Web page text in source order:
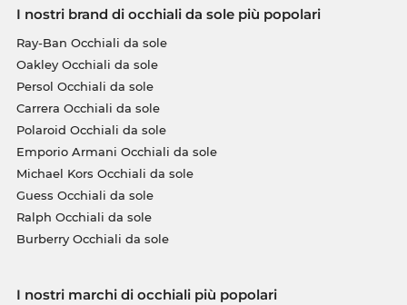
I nostri brand di occhiali da sole più popolari
Ray-Ban Occhiali da sole
Oakley Occhiali da sole
Persol Occhiali da sole
Carrera Occhiali da sole
Polaroid Occhiali da sole
Emporio Armani Occhiali da sole
Michael Kors Occhiali da sole
Guess Occhiali da sole
Ralph Occhiali da sole
Burberry Occhiali da sole
I nostri marchi di occhiali più popolari